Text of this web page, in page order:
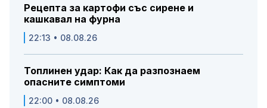
Рецепта за картофи със сирене и
кашкавал на фурна
22:13 • 08.08.26
Топлинен удар: Как да разпознаем
опасните симптоми
22:00 • 08.08.26